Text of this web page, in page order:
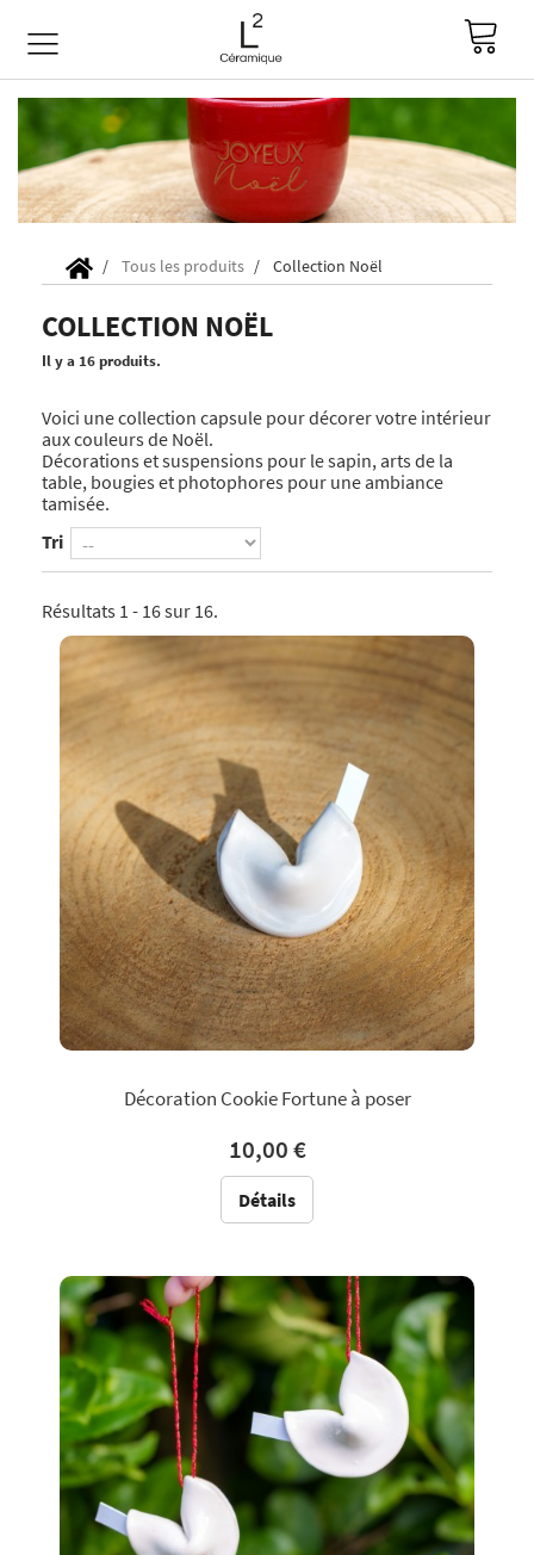
Tous les produits Collection Noël
COLLECTION NOËL
Il y a 16 produits.
Voici une collection capsule pour décorer votre intérieur
aux couleurs de Noël.
Décorations et suspensions pour le sapin, arts de la
table, bougies et photophores pour une ambiance
tamisée.
Tri
Résultats 1 - 16 sur 16.
Décoration Cookie Fortune à poser
10,00 €
Détails